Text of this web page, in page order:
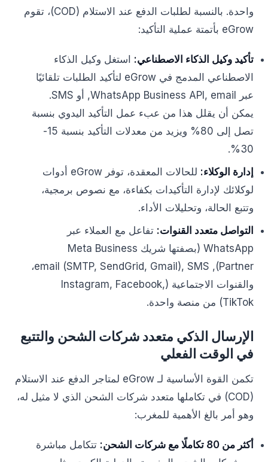
واحدة. بالنسبة لطلبات الدفع عند الاستلام (COD)، تقوم
eGrow بأتمتة عملية التأكيد:
تأكيد وكيل الذكاء الاصطناعي: استغل وكيل الذكاء
الاصطناعي المدمج في eGrow لتأكيد الطلبات تلقائيًا
عبر WhatsApp Business API, email, أو SMS.
يمكن أن يقلل هذا من عبء عمل التأكيد اليدوي بنسبة
تصل إلى 80% ويزيد من معدلات التأكيد بنسبة 15-
30%.
إدارة الوكلاء:
للحالات المعقدة، توفر eGrow أدوات
لوكلائك لإدارة التأكيدات بكفاءة، مع نصوص برمجية،
وتتبع الحالة، وتحليلات الأداء.
التواصل متعدد القنوات: تفاعل مع العملاء عبر
WhatsApp (بصفتها شريك Meta Business
Partner), email (SMTP, SendGrid, Gmail), SMS،
والقنوات الاجتماعية (Instagram, Facebook,
TikTok) من منصة واحدة.
الإرسال الذكي متعدد شركات الشحن والتتبع
في الوقت الفعلي
تكمن القوة الأساسية لـ eGrow لمتاجر الدفع عند الاستلام
(COD) في تكاملها متعدد شركات الشحن الذي لا مثيل له،
وهو أمر بالغ الأهمية للمغرب:
أكثر من 80 تكاملًا مع شركات الشحن:
تتكامل مباشرة